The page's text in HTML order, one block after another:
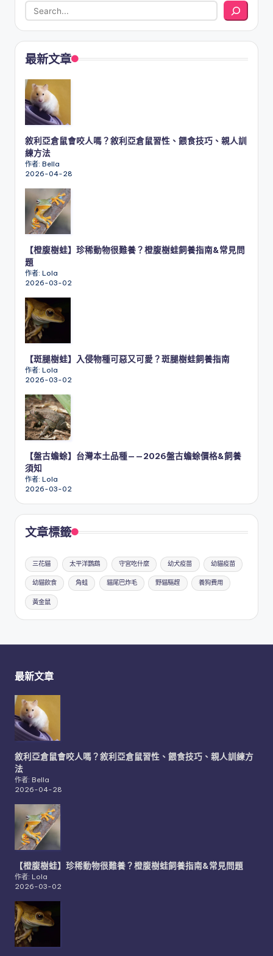
最新文章
敘利亞倉鼠會咬人嗎？敘利亞倉鼠習性、餵食技巧、親人訓
練方法
作者: Bella
2026-04-28
【橙腹樹蛙】珍稀動物很難養？橙腹樹蛙飼養指南&常見問
題
作者: Lola
2026-03-02
【斑腿樹蛙】入侵物種可惡又可愛？斑腿樹蛙飼養指南
作者: Lola
2026-03-02
【盤古蟾蜍】台灣本土品種——2026盤古蟾蜍價格&飼養
須知
作者: Lola
2026-03-02
文章標籤
三花貓 太平洋鸚鵡 守宮吃什麼 幼犬疫苗 幼貓疫苗
幼貓飲食 角蛙 貓尾巴炸毛 野貓驅趕 養狗費用
黃金鼠
最新文章
敘利亞倉鼠會咬人嗎？敘利亞倉鼠習性、餵食技巧、親人訓練方
法
作者: Bella
2026-04-28
【橙腹樹蛙】珍稀動物很難養？橙腹樹蛙飼養指南&常見問題
作者: Lola
2026-03-02